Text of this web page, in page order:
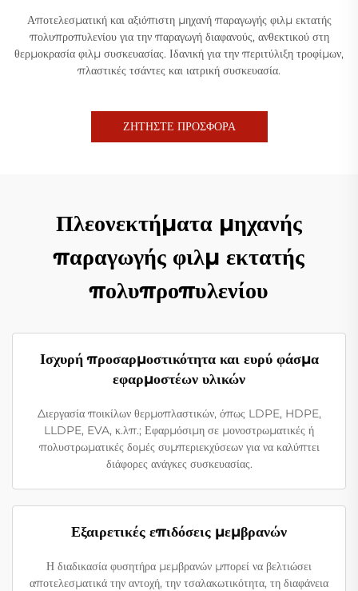
Αποτελεσματική και αξιόπιστη μηχανή παραγωγής φιλμ εκτατής
πολυπροπυλενίου για την παραγωγή διαφανούς, ανθεκτικού στη
θερμοκρασία φιλμ συσκευασίας. Ιδανική για την περιτύλιξη τροφίμων,
πλαστικές τσάντες και ιατρική συσκευασία.
ΖΗΤΗΣΤΕ ΠΡΟΣΦΟΡΑ
Πλεονεκτήματα μηχανής
παραγωγής φιλμ εκτατής
πολυπροπυλενίου
Ισχυρή προσαρμοστικότητα και ευρύ φάσμα
εφαρμοστέων υλικών
Διεργασία ποικίλων θερμοπλαστικών, όπως LDPE, HDPE,
LLDPE, EVA, κ.λπ.; Εφαρμόσιμη σε μονοστρωματικές ή
πολυστρωματικές δομές συμπεριεκχύσεων για να καλύπτει
διάφορες ανάγκες συσκευασίας.
Εξαιρετικές επιδόσεις μεμβρανών
Η διαδικασία φυσητήρα μεμβρανών μπορεί να βελτιώσει
αποτελεσματικά την αντοχή, την τσαλακωτικότητα, τη διαφάνεια